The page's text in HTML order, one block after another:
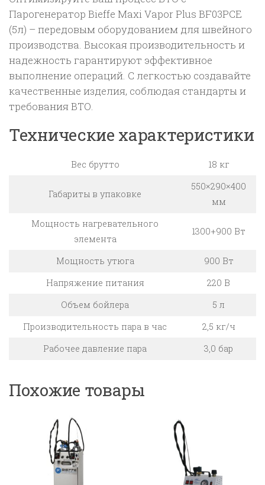
Парогенератор Bieffe Maxi Vapor Plus BF03PCE
(5л) – передовым оборудованием для швейного
производства. Высокая производительность и
надежность гарантируют эффективное
выполнение операций. С легкостью создавайте
качественные изделия, соблюдая стандарты и
требования ВТО.
Технические характеристики
Вес брутто 18 кг
Габариты в упаковке
550×290×400
мм
Мощность нагревательного
элемента
1300+900 Вт
Мощность утюга
900 Вт
Напряжение питания
220 В
Объем бойлера
5 л
Производительность пара в час
2,5 кг/ч
Рабочее давление пара
3,0 бар
Похожие товары